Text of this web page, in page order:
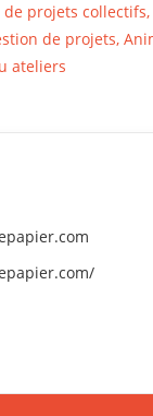
projets
de projets,
ateliers